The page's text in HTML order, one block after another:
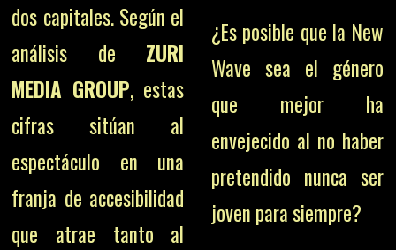
dos capitales. Según el
análisis de ZURI
MEDIA GROUP, estas
cifras sitúan al
espectáculo en una
franja de accesibilidad
que atrae tanto al
¿Es posible que la New
Wave sea el género
que mejor ha
envejecido al no haber
pretendido nunca ser
joven para siempre?